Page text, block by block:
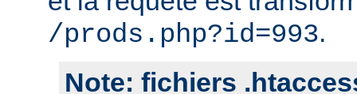
/prods.php?id=993.
Note: fichiers